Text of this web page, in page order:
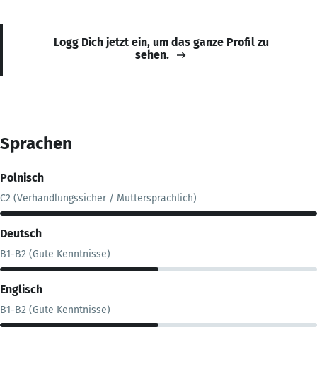
Logg Dich jetzt ein, um das ganze Profil zu
sehen.
Sprachen
Polnisch
C2 (Verhandlungssicher / Muttersprachlich)
Deutsch
B1-B2 (Gute Kenntnisse)
Englisch
B1-B2 (Gute Kenntnisse)